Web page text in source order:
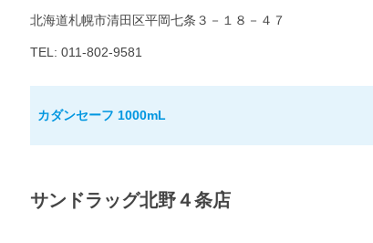
北海道札幌市清田区平岡七条３－１８－４７
TEL: 011-802-9581
カダンセーフ 1000mL
サンドラッグ北野４条店